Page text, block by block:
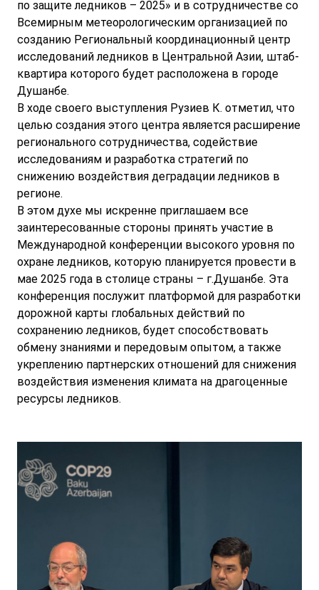
по защите ледников – 2025» и в сотрудничестве со
Всемирным метеорологическим организацией по
созданию Региональный координационный центр
исследований ледников в Центральной Азии, штаб-
квартира которого будет расположена в городе
Душанбе.
В ходе своего выступления Рузиев К. отметил, что
целью создания этого центра является расширение
регионального сотрудничества, содействие
исследованиям и разработка стратегий по
снижению воздействия деградации ледников в
регионе.
В этом духе мы искренне приглашаем все
заинтересованные стороны принять участие в
Международной конференции высокого уровня по
охране ледников, которую планируется провести в
мае 2025 года в столице страны – г.Душанбе. Эта
конференция послужит платформой для разработки
дорожной карты глобальных действий по
сохранению ледников, будет способствовать
обмену знаниями и передовым опытом, а также
укреплению партнерских отношений для снижения
воздействия изменения климата на драгоценные
ресурсы ледников.